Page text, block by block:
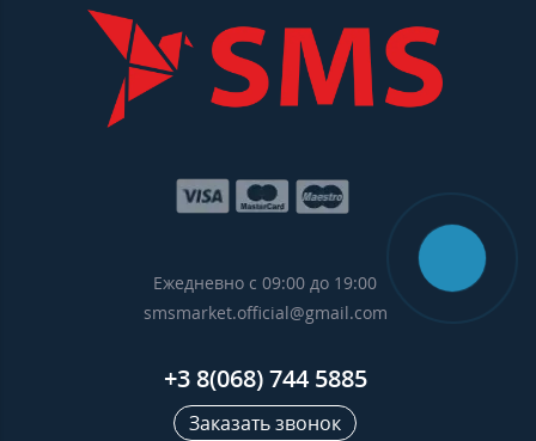
Ежедневно с 09:00 до 19:00
smsmarket.official@gmail.com
+3 8(068) 744 5885
Заказать звонок